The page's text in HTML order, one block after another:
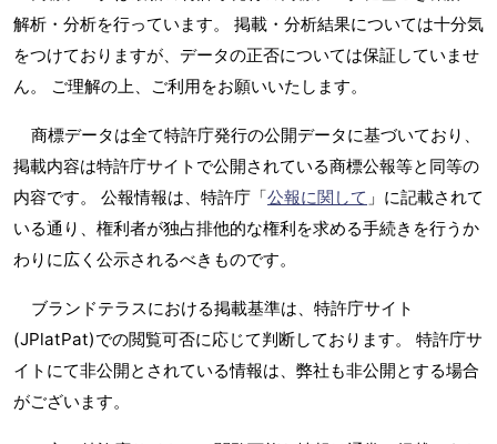
解析・分析を行っています。 掲載・分析結果については十分気
をつけておりますが、データの正否については保証していませ
ん。 ご理解の上、ご利用をお願いいたします。
商標データは全て特許庁発行の公開データに基づいており、
掲載内容は特許庁サイトで公開されている商標公報等と同等の
内容です。 公報情報は、特許庁「公報に関して 」に記載されて
いる通り、権利者が独占排他的な権利を求める手続きを行うか
わりに広く公示されるべきものです。
ブランドテラスにおける掲載基準は、特許庁サイト
(JPlatPat)での閲覧可否に応じて判断しております。 特許庁サ
イトにて非公開とされている情報は、弊社も非公開とする場合
がございます。